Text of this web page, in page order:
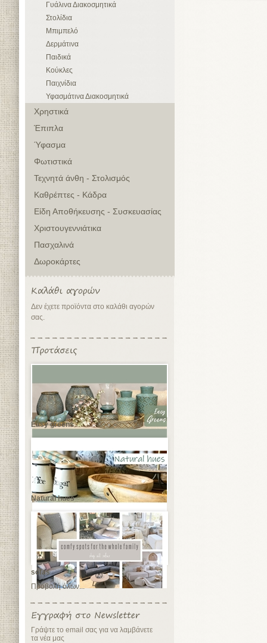
Γυάλινα Διακοσμητικά
Στολίδια
Μπιμπελό
Δερμάτινα
Παιδικά
Κούκλες
Παιχνίδια
Υφασμάτινα Διακοσμητικά
Χρηστικά
Έπιπλα
Ύφασμα
Φωτιστικά
Τεχνητά άνθη - Στολισμός
Καθρέπτες - Κάδρα
Είδη Αποθήκευσης - Συσκευασίας
Χριστουγεννιάτικα
Πασχαλινά
Δωροκάρτες
Δεν έχετε προϊόντα στο καλάθι αγορών
σας.
Easy greens
Natural hues
sofas
Προβολή όλων...
Γράψτε το email σας για να λαμβάνετε
τα νέα μας